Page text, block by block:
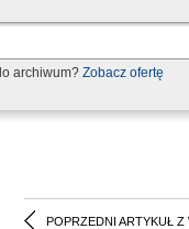
archiwum? Zobacz ofertę
POPRZEDNI ARTYKUŁ Z